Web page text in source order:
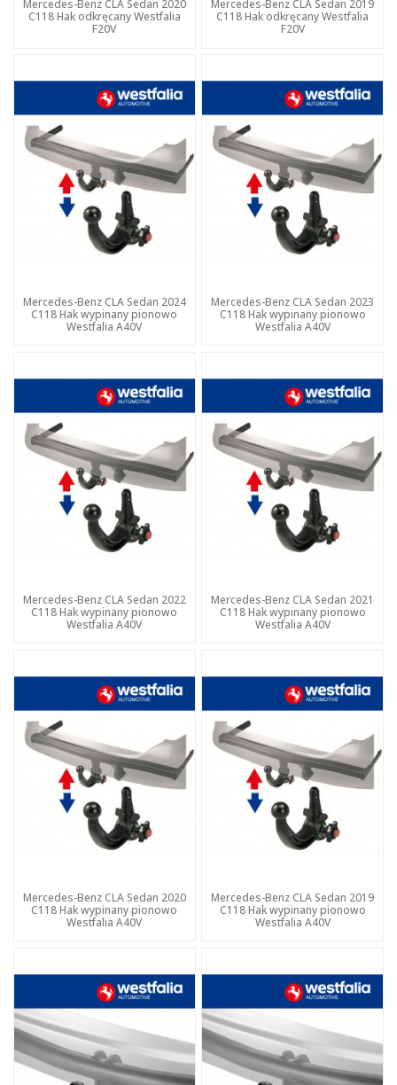
Mercedes-Benz CLA Sedan 2020
C118 Hak odkręcany Westfalia
F20V
Mercedes-Benz CLA Sedan 2019
C118 Hak odkręcany Westfalia
F20V
Mercedes-Benz CLA Sedan 2024
C118 Hak wypinany pionowo
Westfalia A40V
Mercedes-Benz CLA Sedan 2023
C118 Hak wypinany pionowo
Westfalia A40V
Mercedes-Benz CLA Sedan 2022
C118 Hak wypinany pionowo
Westfalia A40V
Mercedes-Benz CLA Sedan 2021
C118 Hak wypinany pionowo
Westfalia A40V
Mercedes-Benz CLA Sedan 2020
C118 Hak wypinany pionowo
Westfalia A40V
Mercedes-Benz CLA Sedan 2019
C118 Hak wypinany pionowo
Westfalia A40V